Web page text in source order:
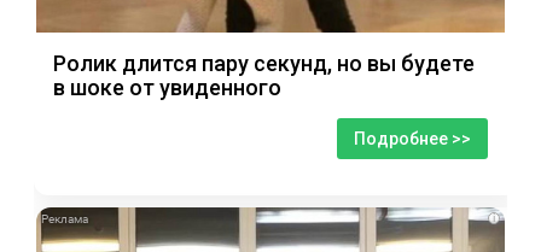
Ролик длится пару секунд, но вы будете
в шоке от увиденного
Подробнее >>
i